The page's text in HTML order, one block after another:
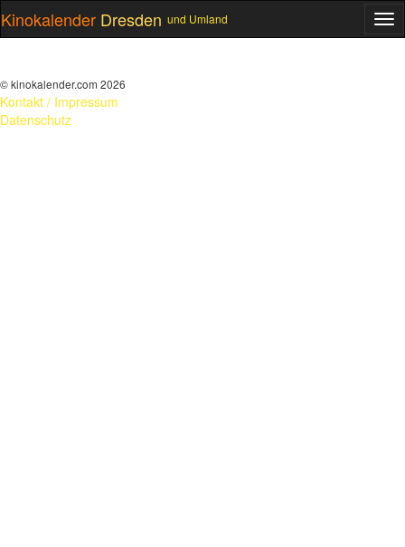
Kinokalender Dresden und Umland
© kinokalender.com 2026
Kontakt / Impressum
Datenschutz